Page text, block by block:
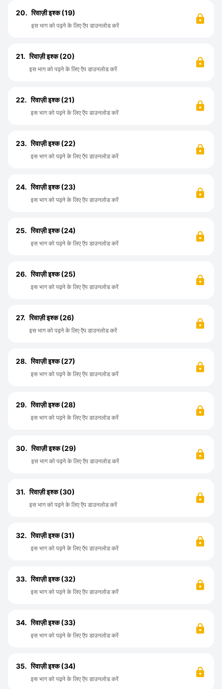
20. रिवाज़ी इश्क (19)
इस भाग को पढ़ने के लिए ऍप डाउनलोड करें
21. रिवाज़ी इश्क (20)
इस भाग को पढ़ने के लिए ऍप डाउनलोड करें
22. रिवाज़ी इश्क (21)
इस भाग को पढ़ने के लिए ऍप डाउनलोड करें
23. रिवाज़ी इश्क (22)
इस भाग को पढ़ने के लिए ऍप डाउनलोड करें
24. रिवाज़ी इश्क (23)
इस भाग को पढ़ने के लिए ऍप डाउनलोड करें
25. रिवाज़ी इश्क (24)
इस भाग को पढ़ने के लिए ऍप डाउनलोड करें
26. रिवाज़ी इश्क (25)
इस भाग को पढ़ने के लिए ऍप डाउनलोड करें
27. रिवाज़ी इश्क (26)
इस भाग को पढ़ने के लिए ऍप डाउनलोड करें
28. रिवाज़ी इश्क (27)
इस भाग को पढ़ने के लिए ऍप डाउनलोड करें
29. रिवाज़ी इश्क (28)
इस भाग को पढ़ने के लिए ऍप डाउनलोड करें
30. रिवाज़ी इश्क (29)
इस भाग को पढ़ने के लिए ऍप डाउनलोड करें
31. रिवाज़ी इश्क (30)
इस भाग को पढ़ने के लिए ऍप डाउनलोड करें
32. रिवाज़ी इश्क (31)
इस भाग को पढ़ने के लिए ऍप डाउनलोड करें
33. रिवाज़ी इश्क (32)
इस भाग को पढ़ने के लिए ऍप डाउनलोड करें
34. रिवाज़ी इश्क (33)
इस भाग को पढ़ने के लिए ऍप डाउनलोड करें
35. रिवाज़ी इश्क (34)
इस भाग को पढ़ने के लिए ऍप डाउनलोड करें